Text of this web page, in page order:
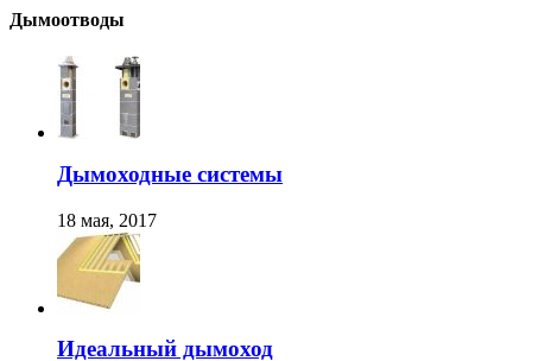
Дымоотводы
Дымоходные системы
18 мая, 2017
Идеальный дымоход